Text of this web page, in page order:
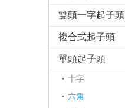
雙頭一字起子頭
複合式起子頭
單頭起子頭
十字
六角